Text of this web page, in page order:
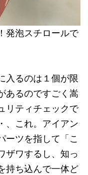
発泡スチロールで
入るのは１個が限
あるのですごく嵩
リティチェックで
、これ。アイアン
ーツを指して「こ
ザワするし、知っ
持ち込んで一体ど